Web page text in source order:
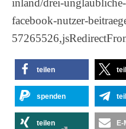
inland/drei-
facebook-nutzer-
teilen
spenden
teilen E-